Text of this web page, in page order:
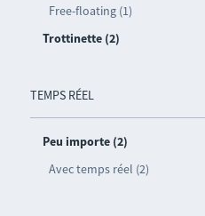
Free-floating (1)
Trottinette (2)
TEMPS RÉEL
Peu importe (2)
Avec temps réel (2)